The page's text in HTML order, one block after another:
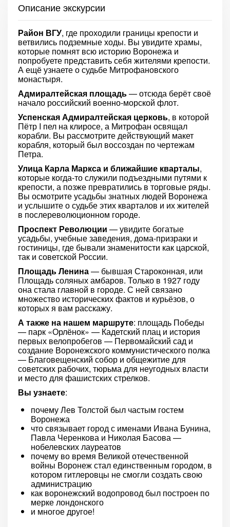
Описание экскурсии
Район ВГУ, где проходили границы крепости и
ветвились подземные ходы. Вы увидите храмы,
которые помнят всю историю Воронежа и
попробуете представить себя жителями крепости.
А ещё узнаете о судьбе Митрофановского
монастыря.
Адмиралтейская площадь— отсюда берёт своё
начало российский военно-морской флот.
Успенская Адмиралтейская церковь, в которой
Пётр I пел на клиросе, а Митрофан освящал
корабли. Вы рассмотрите действующий макет
корабля, который был воссоздан по чертежам
Петра.
Улица Карла Маркса и ближайшие кварталы,
которые когда-то служили подъездными путями к
крепости, а позже превратились в торговые ряды.
Вы осмотрите усадьбы знатных людей Воронежа
и услышите о судьбе этих кварталов и их жителей
в послереволюционном городе.
Проспект Революции — увидите богатые
усадьбы, учебные заведения, дома-призраки и
гостиницы, где бывали знаменитости как царской,
так и советской России.
Площадь Ленина— бывшая Староконная, или
Площадь соляных амбаров. Только в 1927 году
она стала главной в городе. С ней связано
множество исторических фактов и курьёзов, о
которых я вам расскажу.
А также на нашем маршруте: площадь Победы
— парк «Орлёнок» — Кадетский плац и история
первых велопробегов — Первомайский сад и
создание Воронежского коммунистического полка
— Благовещенский собор и общежитие для
советских рабочих, тюрьма для неугодных власти
и место для фашистских стрелков.
Вы узнаете:
почему Лев Толстой был частым гостем
Воронежа
что связывает город с именами Ивана Бунина,
Павла Черенкова и Николая Басова —
нобелевских лауреатов
почему во время Великой отечественной
войны Воронеж стал единственным городом, в
котором гитлеровцы не смогли создать свою
администрацию
как воронежский водопровод был построен по
мерке лондонского
и многое другое!